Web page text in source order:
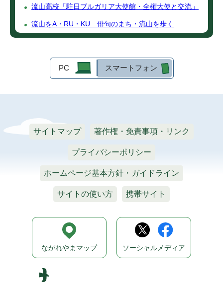
流山高校「駐日ブルガリア大使館・全権大使と交流」
流山をA・RU・KU 俳句のまち・流山を歩く
PC スマートフォン
サイトマップ 著作権・免責事項・リンク
プライバシーポリシー
ホームページ基本方針・ガイドライン
サイトの使い方 携帯サイト
ながれやまマップ ソーシャルメディア